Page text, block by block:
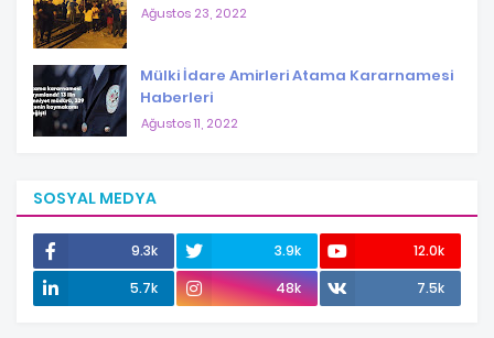
Ağustos 23, 2022
Mülki İdare Amirleri Atama Kararnamesi
Haberleri
Ağustos 11, 2022
SOSYAL MEDYA
9.3k 3.9k
12.0k
5.7k
48k 7.5k